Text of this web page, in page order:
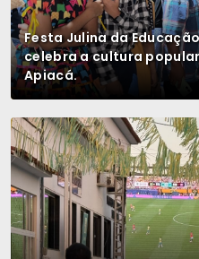
Festa Julina da
celebra a cultura
Apiacá.